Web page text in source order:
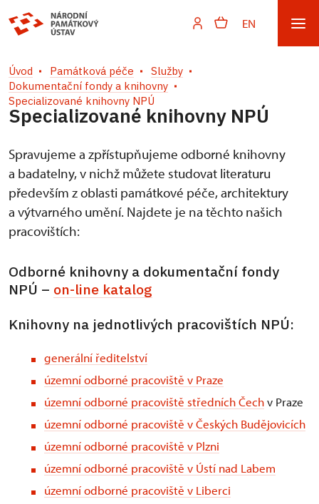
EN
Úvod Památková péče
Služby
Dokumentační fondy a knihovny
Specializované knihovny NPÚ
Specializované knihovny NPÚ
Spravujeme a zpřístupňujeme odborné knihovny
a badatelny, v nichž můžete studovat literaturu
především z oblasti památkové péče, architektury
a výtvarného umění. Najdete je na těchto našich
pracovištích:
Odborné knihovny a dokumentační fondy
NPÚ – on-line katalog
Knihovny na jednotlivých pracovištích NPÚ:
generální ředitelství
územní odborné pracoviště v Praze
územní odborné pracoviště středních Čechv Praze
územní odborné pracoviště v Českých Budějovicích
územní odborné pracoviště v Plzni
územní odborné pracoviště v Ústí nad Labem
územní odborné pracoviště v Liberci